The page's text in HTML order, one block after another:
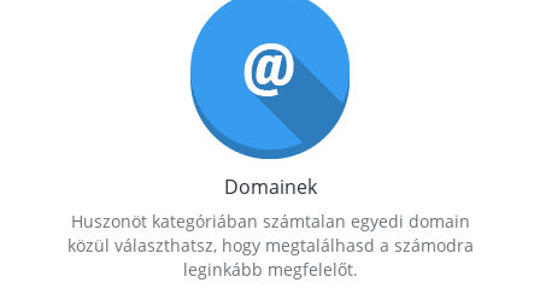
Domainek
Huszonöt kategóriában számtalan egyedi domain
közül választhatsz, hogy megtalálhasd a számodra
leginkább megfelelőt.